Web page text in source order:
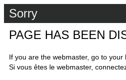
Sorry
PAGE HAS BEEN
If you are the webmaster, go to your
Si vous êtes le webmaster,